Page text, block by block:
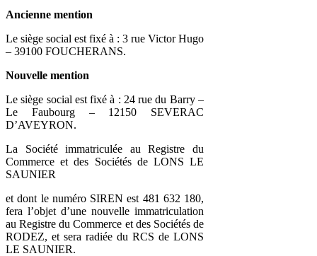
Ancienne mention
Le siège social est fixé à : 3 rue Victor Hugo
– 39100 FOUCHERANS.
Nouvelle mention
Le siège social est fixé à : 24 rue du Barry –
Le Faubourg – 12150 SEVERAC
D’AVEYRON.
La Société immatriculée au Registre du
Commerce et des Sociétés de LONS LE
SAUNIER
et dont le numéro SIREN est 481 632 180,
fera l’objet d’une nouvelle immatriculation
au Registre du Commerce et des Sociétés de
RODEZ, et sera radiée du RCS de LONS
LE SAUNIER.